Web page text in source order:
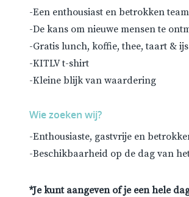
-Een enthousiast en betrokken team
-De kans om nieuwe mensen te
-Gratis lunch, koffie, thee, taart & ijs
-KITLV t-shirt
-Kleine blijk van waardering
Wie zoeken wij?
-Enthousiaste, gastvrije en
-Beschikbaarheid op de dag van
*Je kunt aangeven of je een hele